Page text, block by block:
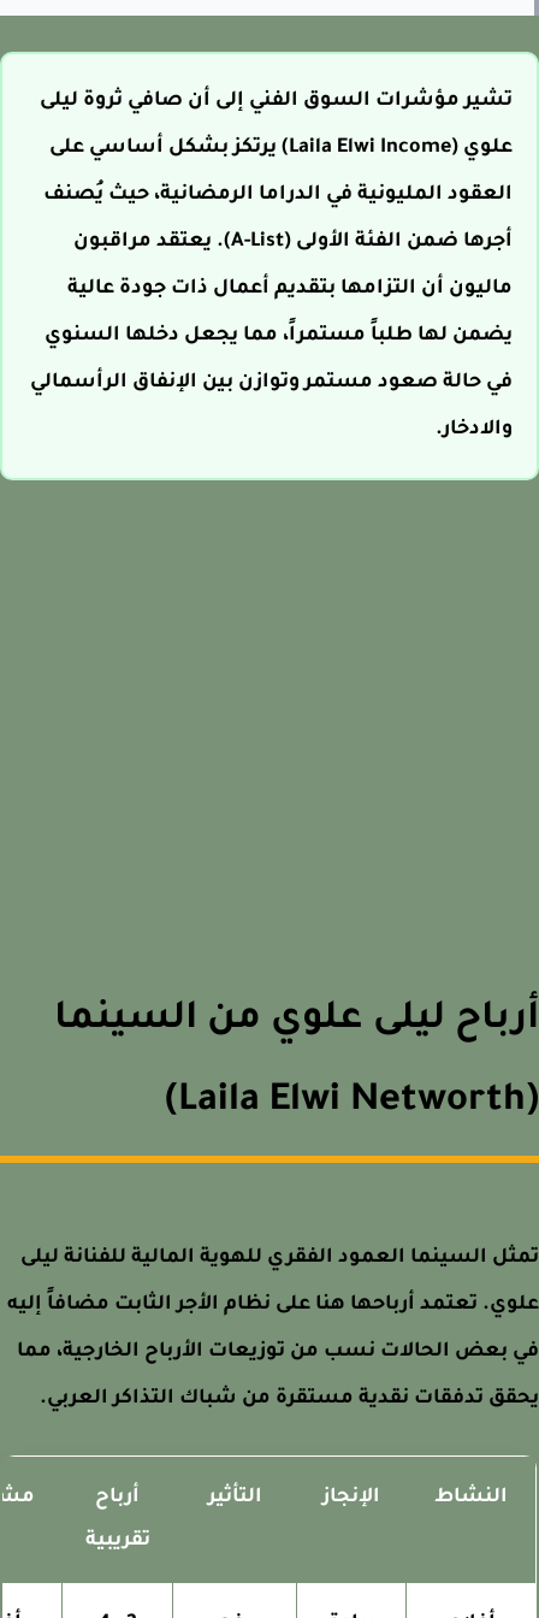
تشير مؤشرات السوق الفني إلى أن صافي ثروة ليلى
علوي (Laila Elwi Income) يرتكز بشكل أساسي على
العقود المليونية في الدراما الرمضانية، حيث يُصنف
أجرها ضمن الفئة الأولى (A-List). يعتقد مراقبون
ماليون أن التزامها بتقديم أعمال ذات جودة عالية
يضمن لها طلباً مستمراً، مما يجعل دخلها السنوي
في حالة صعود مستمر وتوازن بين الإنفاق الرأسمالي
والادخار.
ليلى علوي من السينما
السينما العمود الفقري للهوية المالية للفنانة ليلى
تعتمد أرباحها هنا على نظام الأجر الثابت مضافاً إليه
بعض الحالات نسب من توزيعات الأرباح الخارجية، مما
تدفقات نقدية مستقرة من شباك التذاكر العربي.
النشاط الإنجاز التأثير
أرباح
تقريبية